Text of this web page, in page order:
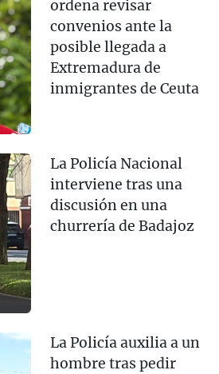
ordena revisar
convenios ante la
posible llegada a
Extremadura de
inmigrantes de Ceuta
La Policía Nacional
interviene tras una
discusión en una
churrería de Badajoz
La Policía auxilia a un
hombre tras pedir